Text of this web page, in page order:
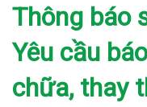
Thông báo
Yêu cầu
chữa, thay